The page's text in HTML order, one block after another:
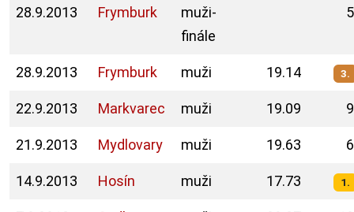
28.9.2013 Frymburk
muži-
finále
28.9.2013 Frymburk muži 19.14 3.
22.9.2013 Markvarec muži 19.09
21.9.2013 Mydlovary muži 19.63
14.9.2013 Hosín muži 17.73 1.